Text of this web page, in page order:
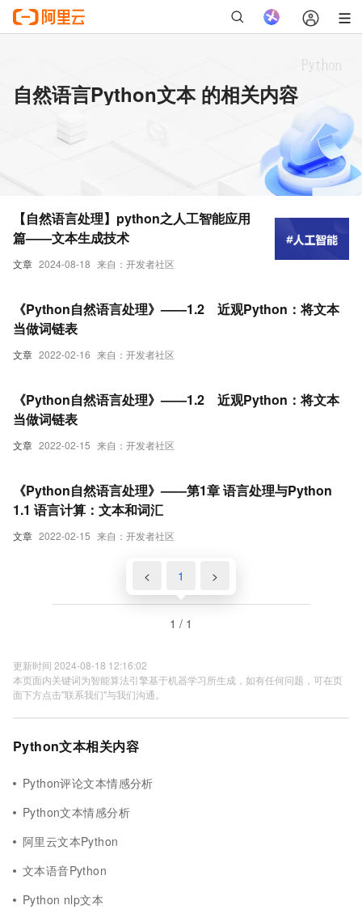
自然语言Python文本 的相关内容
文章 2024-08-18 来自：开发者社区
【自然语言处理】python之人工智能应用
篇——文本生成技术
文章 2022-02-16 来自：开发者社区
《Python自然语言处理》——1.2 近观Python：将文本
当做词链表
文章 2022-02-15 来自：开发者社区
《Python自然语言处理》——1.2 近观Python：将文本
当做词链表
文章 2022-02-15 来自：开发者社区
《Python自然语言处理》——第1章 语言处理与Python
1.1 语言计算：文本和词汇
< 1 >
1 / 1
更新时间 2024-08-18 12:16:02
本页面内关键词为智能算法引擎基于机器学习所生成，如有任何问题，可在页
面下方点击"联系我们"与我们沟通。
Python文本相关内容
Python评论文本情感分析
Python文本情感分析
阿里云文本Python
文本语音Python
Python nlp文本